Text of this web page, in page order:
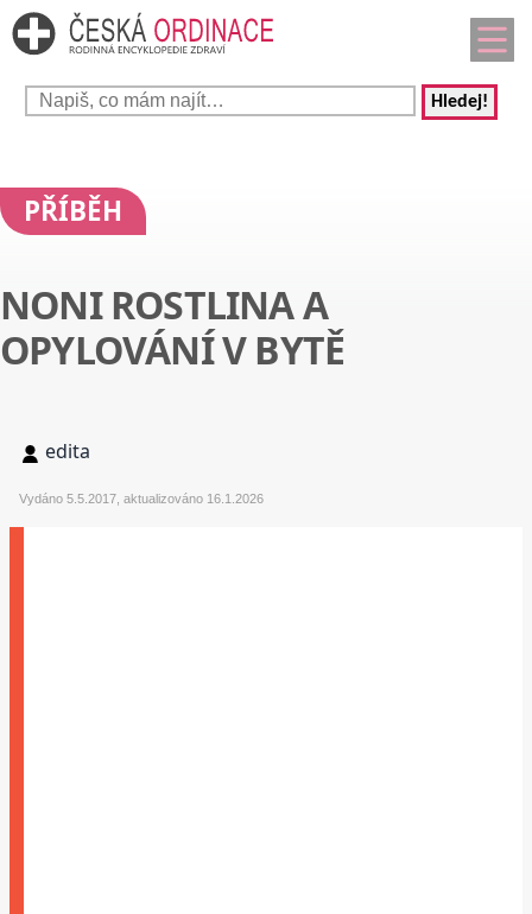
Hledej!
PŘÍBĚH
NONI ROSTLINA A
OPYLOVÁNÍ V BYTĚ
edita
Vydáno 5.5.2017, aktualizováno 16.1.2026